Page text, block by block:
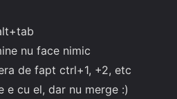
nu face nimic
de fapt ctrl+1, +2, etc
e cu el, dar nu merge :)